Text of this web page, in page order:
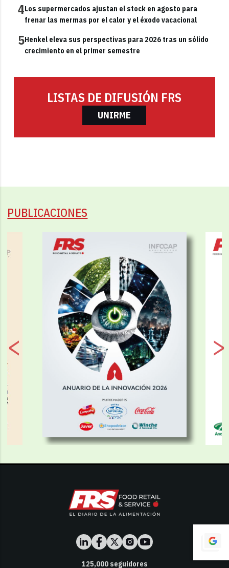
4Los supermercados ajustan el stock en agosto para
frenar las mermas por el calor y el éxodo vacacional
5Henkel eleva sus perspectivas para 2026 tras un sólido
crecimiento en el primer semestre
LISTAS DE DIFUSIÓN FRS
UNIRME
PUBLICACIONES
125,000seguidores